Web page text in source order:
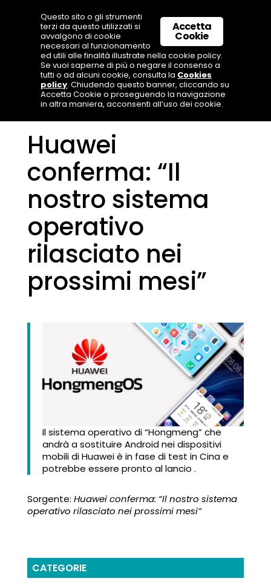
Huawei
conferma: “Il
nostro sistema
operativo
rilasciato nei
prossimi mesi”
Il sistema operativo di “Hongmeng” che
andrà a sostituire Android nei dispositivi
mobili di Huawei è in fase di test in Cina e
potrebbe essere pronto al lancio .
Sorgente: Huawei conferma: “Il nostro sistema
operativo rilasciato nei prossimi mesi”
CATEGORIE
Accetta
Cookie
Questo sito o gli strumenti
terzi da questo utilizzati si
avvalgono di cookie
necessari al funzionamento
ed utili alle finalità illustrate nella cookie policy.
Se vuoi saperne di più o negare il consenso a
tutti o ad alcuni cookie, consulta la Cookies
policy. Chiudendo questo banner, cliccando su
Accetta Cookie o proseguendo la navigazione
in altra maniera, acconsenti all’uso dei cookie.